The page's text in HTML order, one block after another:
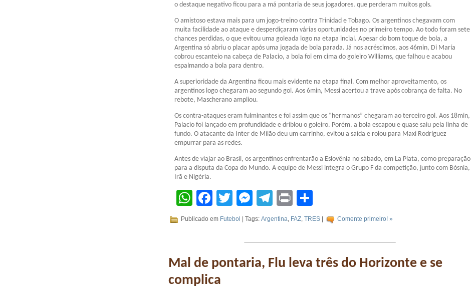
o destaque negativo ficou para a má pontaria de seus jogadores, que perderam muitos gols.
O amistoso estava mais para um jogo-treino contra Trinidad e Tobago. Os argentinos chegavam com
muita facilidade ao ataque e desperdiçaram várias oportunidades no primeiro tempo. Ao todo foram sete
chances perdidas, o que evitou uma goleada logo na etapa incial. Apesar do bom toque de bola, a
Argentina só abriu o placar após uma jogada de bola parada. Já nos acréscimos, aos 46min, Di María
cobrou escanteio na cabeça de Palacio, a bola foi em cima do goleiro Williams, que falhou e acabou
espalmando a bola para dentro.
A superioridade da Argentina ficou mais evidente na etapa final. Com melhor aproveitamento, os
argentinos logo chegaram ao segundo gol. Aos 6min, Messi acertou a trave após cobrança de falta. No
rebote, Mascherano ampliou.
Os contra-ataques eram fulminantes e foi assim que os “hermanos” chegaram ao terceiro gol. Aos 18min,
Palacio foi lançado em profundidade e driblou o goleiro. Porém, a bola escapou e quase saiu pela linha de
fundo. O atacante da Inter de Milão deu um carrinho, evitou a saída e rolou para Maxi Rodríguez
empurrar para as redes.
Antes de viajar ao Brasil, os argentinos enfrentarão a Eslovênia no sábado, em La Plata, como preparação
para a disputa da Copa do Mundo. A equipe de Messi integra o Grupo F da competição, junto com Bósnia,
Irã e Nigéria.
WhatsApp
Facebook
TwitterMessenger
Telegram
Print
Publicado em Futebol | Tags: Argentina, FAZ, TRES | Comente primeiro! »
Mal de pontaria, Flu leva três do Horizonte e se
complica